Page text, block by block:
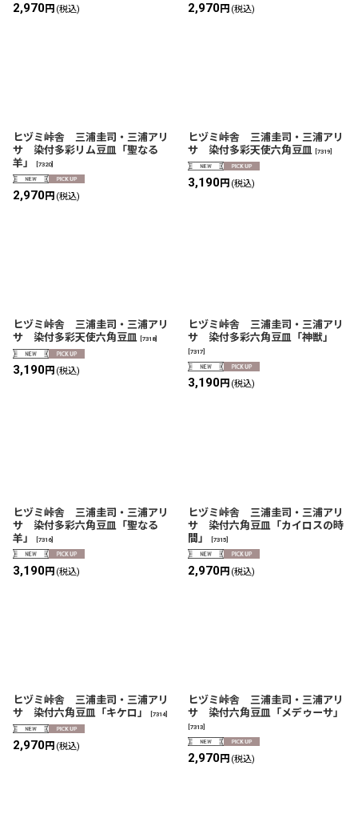
2,970円 (税込) 2,970円 (税込)
ヒヅミ峠舎 三浦圭司・三浦アリ
サ 染付多彩リム豆皿「聖なる
羊」
7320]
2,970円 (税込)
ヒヅミ峠舎 三浦圭司・三浦アリ
サ 染付多彩天使六角豆皿
7319
3,190円 (税込)
ヒヅミ峠舎 三浦圭司・三浦アリ
サ 染付多彩天使六角豆皿
7318]
3,190円 (税込)
ヒヅミ峠舎 三浦圭司・三浦アリ
サ 染付多彩六角豆皿「神獣」
7317
3,190円 (税込)
ヒヅミ峠舎 三浦圭司・三浦アリ
サ 染付多彩六角豆皿「聖なる
羊」
[7316]
3,190円 (税込)
ヒヅミ峠舎 三浦圭司・三浦アリ
サ 染付六角豆皿「カイロスの時
間」
[7315]
2,970円 (税込)
ヒヅミ峠舎 三浦圭司・三浦アリ
サ 染付六角豆皿「キケロ」
7314]
2,970円 (税込)
ヒヅミ峠舎 三浦圭司・三浦アリ
サ 染付六角豆皿「メデゥーサ」
7313
2,970円 (税込)